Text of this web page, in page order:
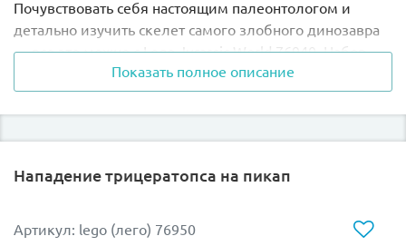
Почувствовать себя настоящим палеонтологом и
детально изучить скелет самого злобного динозавра
— все это можно с Lego Jurassic World 76940. Набор
состоит из 198 элементов и основан на сериале “Мир
Юрского периода: Меловой лагерь”. Из всех деталей
Лего 76940 собирается огромный скелет тираннозавра
на подиуме высотой 13 см, 29 см в длину и 9 см в
доска со схемой, яйцо и две минифигурки ученых.
Скелет тираннозавра поразит не только своей
Показать полное описание
Нападение трицератопса на пикап
Артикул: lego (лего) 76950